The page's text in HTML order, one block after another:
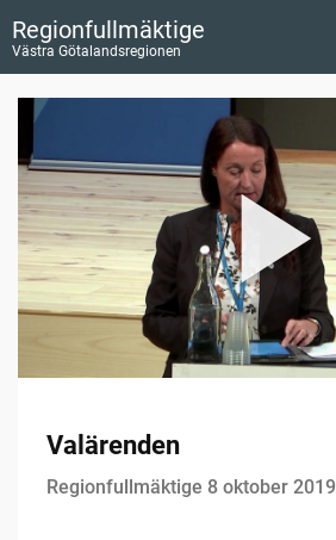
Regionfullmäktige
Västra Götalandsregionen
Valärenden
Regionfullmäktige 8 oktober 2019